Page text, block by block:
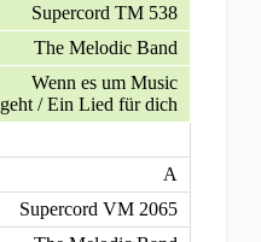
Supercord TM 538
The Melodic Band
Wenn es um Music
geht / Ein Lied für dich
A
Supercord VM 2065